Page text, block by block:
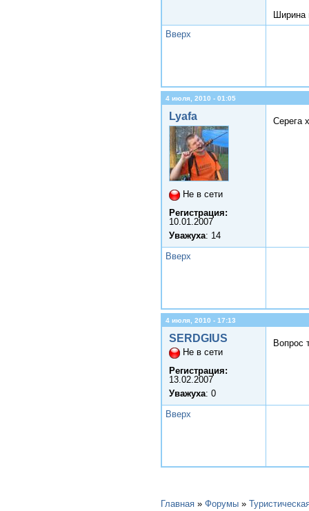
Ширина
Вверх
4 июля, 2010 - 01:05
Lyafa
Не в сети
Регистрация:
10.01.2007
Уважуха: 14
Серега
Вверх
4 июля, 2010 - 17:13
SERDGIUS
Не в сети
Регистрация:
13.02.2007
Уважуха: 0
Вопрос
Вверх
Главная » Форумы »